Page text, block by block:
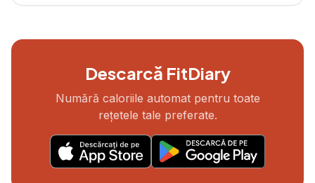
Descarcă FitDiary
Numără caloriile automat pentru toate
rețetele tale preferate.